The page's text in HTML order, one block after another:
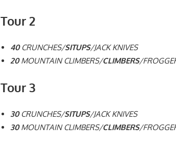
Tour 2
40CRUNCHES/SITUPS/JACK KNIVES
20MOUNTAIN CLIMBERS/CLIMBERS/
Tour 3
30CRUNCHES/SITUPS/JACK KNIVES
30MOUNTAIN CLIMBERS/CLIMBERS/